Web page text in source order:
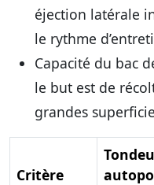
éjection latérale
le rythme
Capacité du bac
le but est de
grandes
Critère